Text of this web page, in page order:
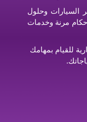
السيارات وحلول
مرنة وخدمات
للقيام بمهامك